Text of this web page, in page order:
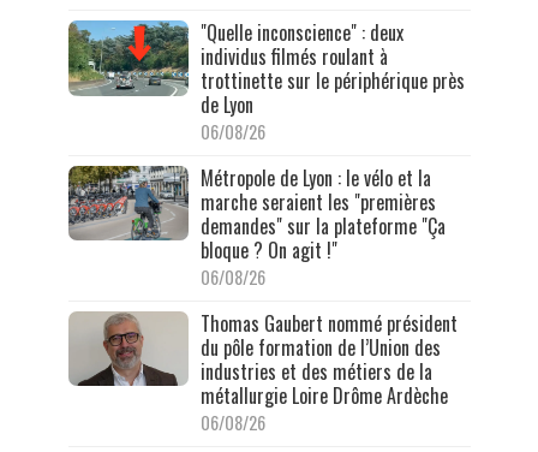
"Quelle inconscience" : deux
individus filmés roulant à
trottinette sur le périphérique près
de Lyon
06/08/26
Métropole de Lyon : le vélo et la
marche seraient les "premières
demandes" sur la plateforme "Ça
bloque ? On agit !"
06/08/26
Thomas Gaubert nommé président
du pôle formation de l’Union des
industries et des métiers de la
métallurgie Loire Drôme Ardèche
06/08/26